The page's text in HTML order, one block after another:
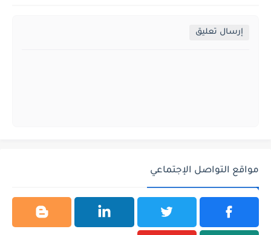
إرسال تعليق
مواقع التواصل الإجتماعي